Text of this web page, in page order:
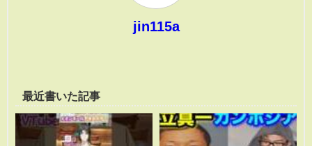
jin115a
最近書いた記事